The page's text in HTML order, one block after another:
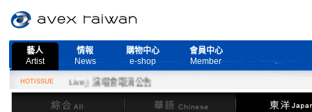
藝人
Artist
情報
News
購物中心
e-shop
會員中心
Member
HOTISSUE
More Live』演唱會取消公告
綜合
華語 東洋